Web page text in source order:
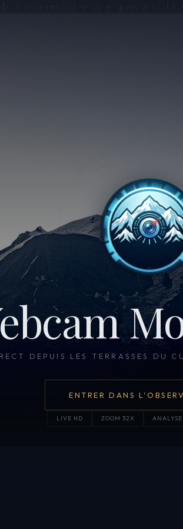
DEPUIS LES TERRASSES DU
ENTRER DANS
LIVE HD ZOOM 32X